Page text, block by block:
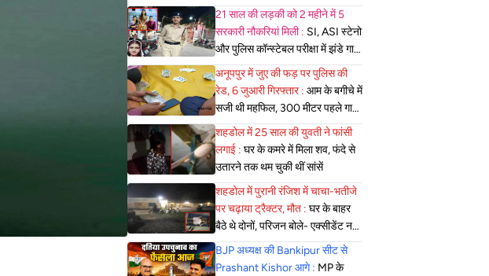
लात-घूसों से तोड़ी तिल्ली; गिरफ्तार
21 साल की लड़की को 2 महीने में 5
सरकारी नौकरियां मिली : SI, ASI स्टेनो
और पुलिस कॉन्स्टेबल परीक्षा में झंडे गाड़े,
लेकिन MBBS सीट नहीं मिला, पढ़िए
शहडोल संभाग के शुभांगी की कहा
अनूपपुर में जुए की फड़ पर पुलिस की
रेड, 6 जुआरी गिरफ्तार : आम के बगीचे में
सजी थी महफिल, 300 मीटर पहले गाड़ी
खड़ी कर पैदल पहुंची पुलिस
शहडोल में 25 साल की युवती ने फांसी
लगाई : घर के कमरे में मिला शव, फंदे से
उतारने तक थम चुकी थीं सांसें
शहडोल में पुरानी रंजिश में चाचा-भतीजे
पर चढ़ाया ट्रैक्टर, मौत : घर के बाहर
बैठे थे दोनों, परिजन बोले- एक्सीडेंट नहीं,
सोची-समझी हत्या; एसपी बोले- दबिश
जारी
BJP अध्यक्ष की Bankipur सीट से
Prashant Kishor आगे : MP के